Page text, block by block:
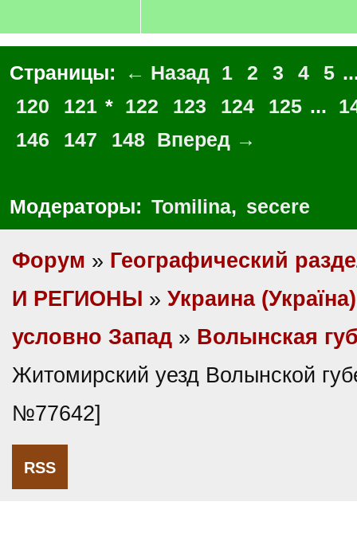
Страницы: ← Назад 1 2 3 4 5
120
121 * 122 123 124 125 ...
146
147 148 Вперед →
Модераторы: Tomilina, secere
Форум » Географический
И РЕГИОНЫ » Украина (Україна)
условно Запад » Волынская
Житомирский уезд Волынской
№77642]
RSS